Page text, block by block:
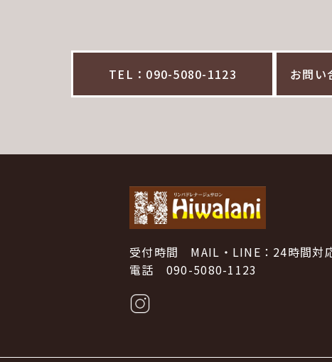
TEL：090-5080-1123 お問い
受付時間 MAIL・LINE：24時間対
電話 090-5080-1123